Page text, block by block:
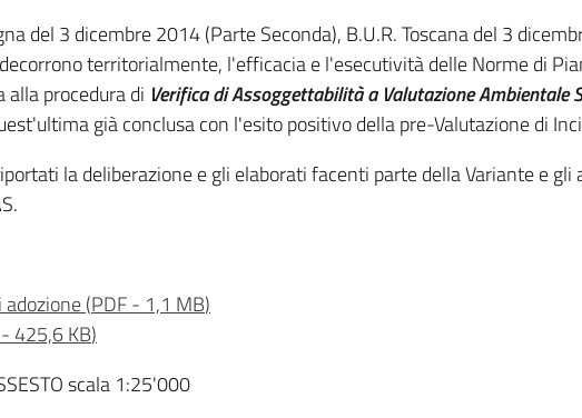
del 3 dicembre 2014 (Parte Seconda), B.U.R. Toscana del 3
territorialmente, l'efficacia e l'esecutività delle Norme di
procedura di Verifica di Assoggettabilità a Valutazione Ambientale
già conclusa con l'esito positivo della pre-Valutazione di
la deliberazione e gli elaborati facenti parte della Variante e
adozione(PDF- 1,1 MB)
-425,6 KB)
scala 1:25'000